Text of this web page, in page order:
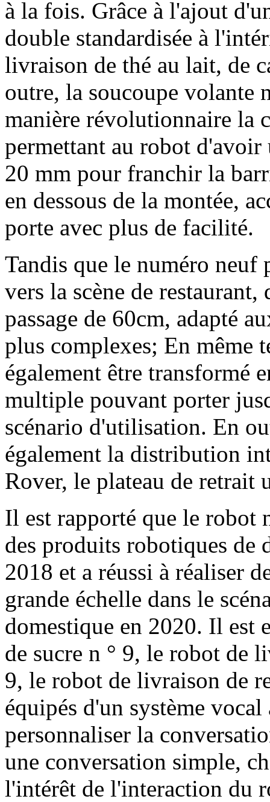
à la fois. Grâce à l'ajout
double standardisée à
livraison de thé au lait, de
outre, la soucoupe volante
manière révolutionnaire la
permettant au robot d'avoir
20 mm pour franchir la
en dessous de la montée,
porte avec plus de facilité.
Tandis que le numéro
vers la scène de
passage de 60cm, adapté
plus complexes; En même
également être transformé
multiple pouvant porter
scénario d'utilisation. En
également la distribution
Rover, le plateau de retrait
Il est rapporté que le robot
des produits robotiques
2018 et a réussi à réaliser
grande échelle dans le
domestique en 2020. Il est
de sucre n ° 9, le robot de
9, le robot de livraison de
équipés d'un système
personnaliser la
une conversation simple,
l'intérêt de l'interaction du